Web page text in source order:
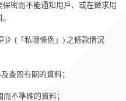
密而不能通知用戶、或在徵求用
)》(「私隱條例」) 之條款情況
查閱有關的資料；
不準確的資料；